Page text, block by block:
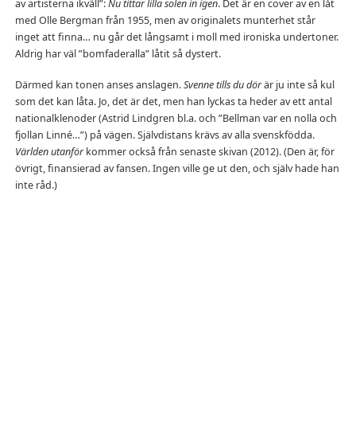
av artisterna ikväll”:Nu tittar lilla solen in igen. Det är en cover av en låt
med Olle Bergman från 1955, men av originalets munterhet står
inget att finna… nu går det långsamt i moll med ironiska undertoner.
Aldrig har väl ”bomfaderalla” låtit så dystert.
Därmed kan tonen anses anslagen.Svenne tills du dörär ju inte så kul
som det kan låta. Jo, det är det, men han lyckas ta heder av ett antal
nationalklenoder (Astrid Lindgren bl.a. och ”Bellman var en nolla och
fjollan Linné…”) på vägen. Självdistans krävs av alla svenskfödda.
Världen utanförkommer också från senaste skivan (2012). (Den är, för
övrigt, finansierad av fansen. Ingen ville ge ut den, och själv hade han
inte råd.)